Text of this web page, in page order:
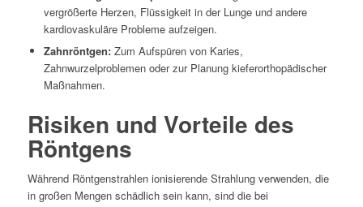
vergrößerte Herzen, Flüssigkeit in der Lunge und andere
kardiovaskuläre Probleme aufzeigen.
Zahnröntgen:Zum Aufspüren von Karies,
Zahnwurzelproblemen oder zur Planung kieferorthopädischer
Maßnahmen.
Risiken und Vorteile des
Röntgens
Während Röntgenstrahlen ionisierende Strahlung verwenden, die
in großen Mengen schädlich sein kann, sind die bei